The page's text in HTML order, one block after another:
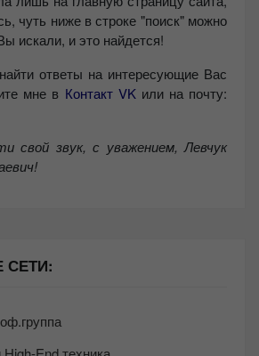
чуть ниже в строке "поиск" можно
искали, и это найдется!
ответы на интересующие Вас
мне в Контакт VKили на почту:
свой звук, с уважением, Левчук